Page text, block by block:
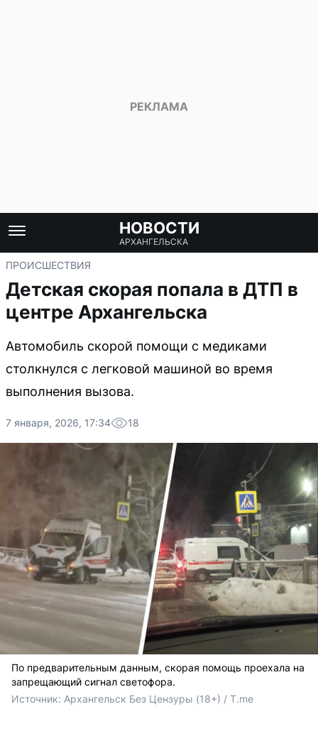
НОВОСТИ
АРХАНГЕЛЬСКА
ПРОИСШЕСТВИЯ
Детская скорая попала в ДТП в
центре Архангельска
Автомобиль скорой помощи с медиками
столкнулся с легковой машиной во время
выполнения вызова.
7 января, 2026, 17:34 18
По предварительным данным, скорая помощь проехала на
запрещающий сигнал светофора.
Источник: Архангельск Без Цензуры (18+) / T.me